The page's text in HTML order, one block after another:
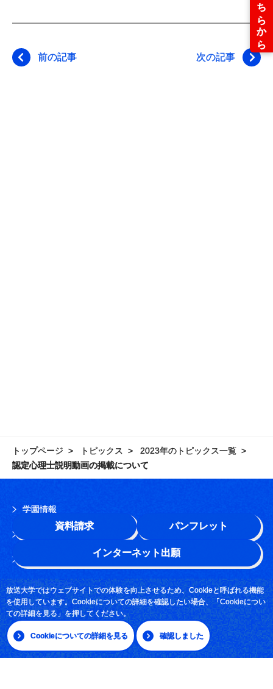
放送大学ではウェブサイトでの体験を向上させるため、Cookieと呼ばれる機能
を使用しています。Cookieについての詳細を確認したい場合、「Cookieについ
ての詳細を見る」を押してください。
Cookieについての詳細を見る 確認しました
前の記事 次の記事
資料請求 パンフレット
インターネット出願
トップページ トピックス
2023年のトピックス一覧
認定心理士説明動画の掲載について
学園情報
このサイトについて
お問い合わせ
採用情報
サイトマップ
日本語 | English